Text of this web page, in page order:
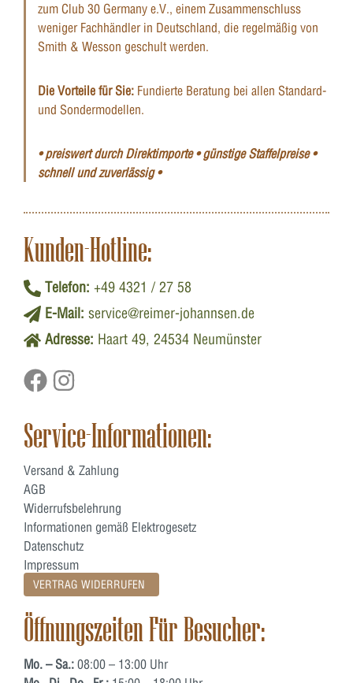
zum Club 30 Germany e.V., einem Zusammenschluss
weniger Fachhändler in Deutschland, die regelmäßig von
Smith & Wesson geschult werden.
Die Vorteile für Sie: Fundierte Beratung bei allen Standard-
und Sondermodellen.
• preiswert durch Direktimporte • günstige Staffelpreise •
schnell und zuverlässig •
Kunden-Hotline:
Telefon: +49 4321 / 27 58
E-Mail: service@reimer-johannsen.de
Adresse: Haart 49, 24534 Neumünster
Service-Informationen:
Versand & Zahlung
AGB
Widerrufsbelehrung
Informationen gemäß Elektrogesetz
Datenschutz
Impressum
VERTRAG WIDERRUFEN
Öffnungszeiten Für Besucher:
Mo. – Sa.: 08:00 – 13:00 Uhr